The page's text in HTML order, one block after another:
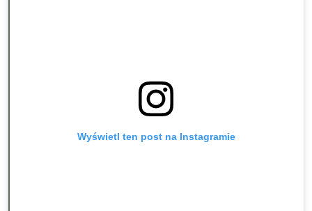
Wyświetl ten post na Instagramie